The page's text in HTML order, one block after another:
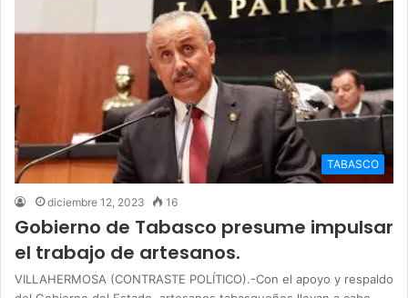
TABASCO
diciembre 12, 2023 16
Gobierno de Tabasco presume impulsar
el trabajo de artesanos.
VILLAHERMOSA (CONTRASTE POLÍTICO).-Con el apoyo y respaldo